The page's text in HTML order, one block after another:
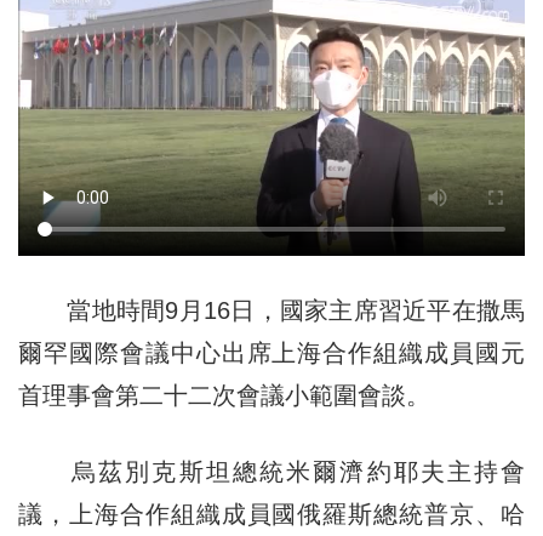
當地時間9月16日，國家主席習近平在撒馬
爾罕國際會議中心出席上海合作組織成員國元
首理事會第二十二次會議小範圍會談。
烏茲別克斯坦總統米爾濟約耶夫主持會
議，上海合作組織成員國俄羅斯總統普京、哈